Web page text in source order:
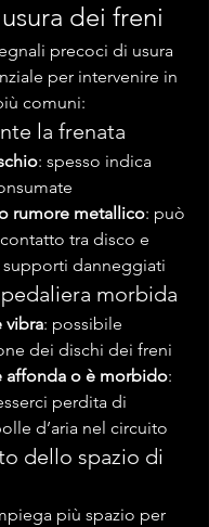
dei freni
precoci di usura
per intervenire in
comuni:
la frenata
: spesso indica
rumore metallico: può
tra disco e
supporti danneggiati
morbida
vibra: possibile
dei dischi dei freni
affonda o è morbido:
perdita di
d’aria nel circuito
dello spazio di
più spazio per